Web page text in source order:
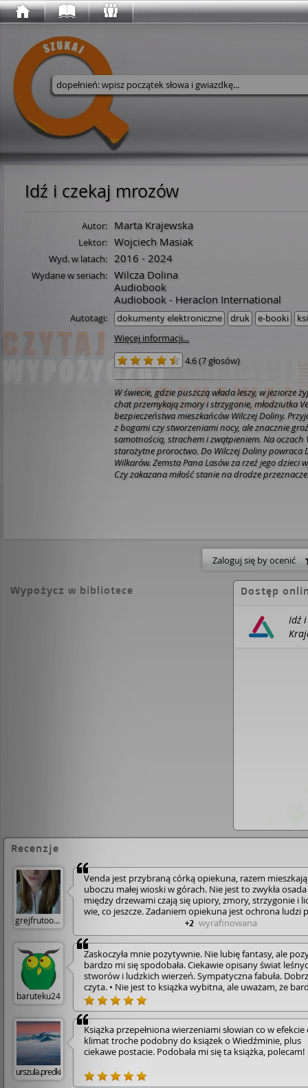
Wyszukaj w serwisie
Idź i czekaj mrozów
Autor: Marta Krajewska
Lektor: Wojciech Masiak
Wyd. w latach: 2016 - 2024
Wydane w seriach: Wilcza Dolina
Audiobook
Audiobook - Heraclon International
Autotagi: dokumenty elektroniczne druk e-booki
Więcej informacji...
4.6(7 głosów)
W świecie, gdzie puszczą włada leszy, w jeziorze
chat przemykają zmory i strzygonie, młodziutka
bezpieczeństwa mieszkańców Wilczej Doliny.
z bogami czy stworzeniami nocy, ale znacznie
samotnością, strachem i zwątpieniem. Na oczach
starożytne proroctwo. Do Wilczej Doliny powraca
Wilkarów. Zemsta Pana Lasów za rzeź jego dzieci
Czy zakazana miłość stanie na drodze
nieoswojonego, w którym demony to część
książęta i herosi – zmagają się z nimi niczym z
Podążałem znajomymi tropami, gubiłem się w
grozy magii, w którą schwytała mnie autorka.”
wymieszała z wprawą dobrze wyszkolonej
mitologii słowiańskiej, komponując własną,
różnorodnych składników, stworzona przez nią
Zaloguj się by ocenić
Wypożycz w bibliotece Dostęp
Idź
Recenzje
grejfrutoowa
Venda jest przybraną córką opiekuna, razem
uboczu małej wioski w górach. Nie jest to zwykła
między drzewami czają się upiory, zmory, strzygonie i
wie, co jeszcze. Zadaniem opiekuna jest ochrona ludzi
tymi istotami. Jednak pewnego dnia mężczyzna ginie, a
Venda zostaje sama. Opiekun nie zamierza jednak
spokoju – wraca do chaty jako żywy trup, a dziewczyna
ledwo uchodzi z życiem. Przed atakiem przybranego
broni ją wilk. Czy to tylko zwierzę? A może to kolejna
magiczna istota? Jak poradzi sobie wioska bez
Czy mieszkańcy będą bezpieczni? • Idź i czekaj mrozów
Marty Krajewskiej to pierwszy tom serii Wilcza Dolina.
Główną bohaterką powieści jest Venda – młoda
która nagle zostaje sama i musi poradzić sobie nie
wszystkimi pracami w domostwie, lecz także z
oczekiwaniami mieszkańców wioski i
istotami. • więcej na: [Link]
+2 wyrafinowana
baruteku24
Zaskoczyła mnie pozytywnie. Nie lubię fantasy, ale
bardzo mi się spodobała. Ciekawie opisany świat
stworów i ludzkich wierzeń. Sympatyczna fabuła.
czyta. • Nie jest to książka wybitna, ale uważam, że
dobra. Polecam.
urszula.predki
Książka przepełniona wierzeniami słowian co w efekcie
klimat troche podobny do książek o Wiedźminie, plus
ciekawe postacie. Podobała mi się ta książka, polecam!